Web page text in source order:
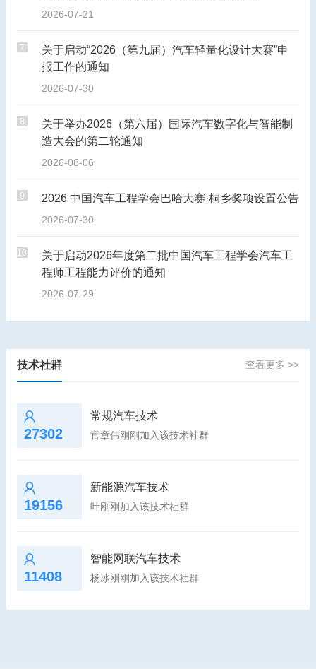
2026-07-21
7
关于启动“2026（第九届）汽车轻量化设计大赛”申
报工作的通知
2026-07-30
8
关于举办2026（第六届）国际汽车数字化与智能制
造大会的第二轮通知
2026-08-06
9 2026 中国汽车工程学会巴哈大赛·桐乡奖项设置公告
2026-07-30
10
关于启动2026年度第二批中国汽车工程学会汽车工
程师工程能力评价的通知
2026-07-29
技术社群 查看更多 >>
27302
常规汽车技术
官章伟刚刚加入该技术社群
19156
新能源汽车技术
叶刚刚加入该技术社群
11408
智能网联汽车技术
杨冰刚刚加入该技术社群